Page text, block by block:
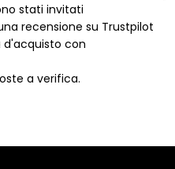
stati invitati
recensione su Trustpilot
d'acquisto con
a verifica.